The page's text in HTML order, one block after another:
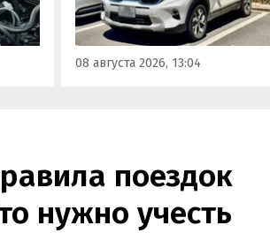
Китая, предлагая
уже с доставкой,
всеми документами для
постановки на учет в ГАИ.
08 августа 2026, 13:04
поездок
нужно учесть